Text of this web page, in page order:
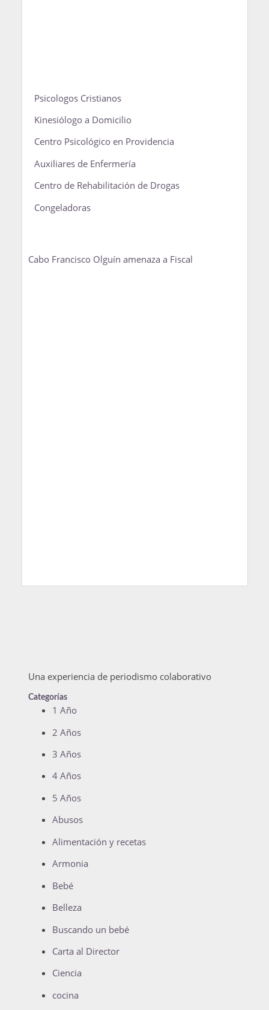
Psicologos Cristianos
Kinesiólogo a Domicilio
Centro Psicológico en Providencia
Auxiliares de Enfermería
Centro de Rehabilitación de Drogas
Congeladoras
Cabo Francisco Olguín amenaza a Fiscal
Una experiencia de periodismo colaborativo
Categorías
1 Año
2 Años
3 Años
4 Años
5 Años
Abusos
Alimentación y recetas
Armonia
Bebé
Belleza
Buscando un bebé
Carta al Director
Ciencia
cocina